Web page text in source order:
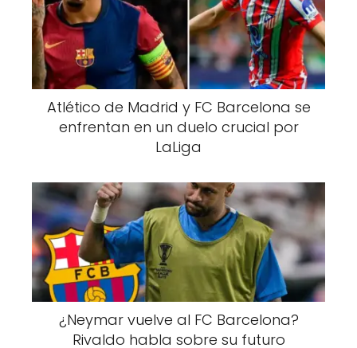
Atlético de Madrid y FC Barcelona se
enfrentan en un duelo crucial por
LaLiga
¿Neymar vuelve al FC Barcelona?
Rivaldo habla sobre su futuro